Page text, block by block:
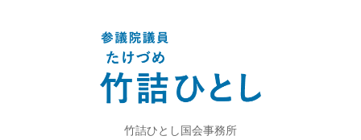
竹詰ひとし国会事務所